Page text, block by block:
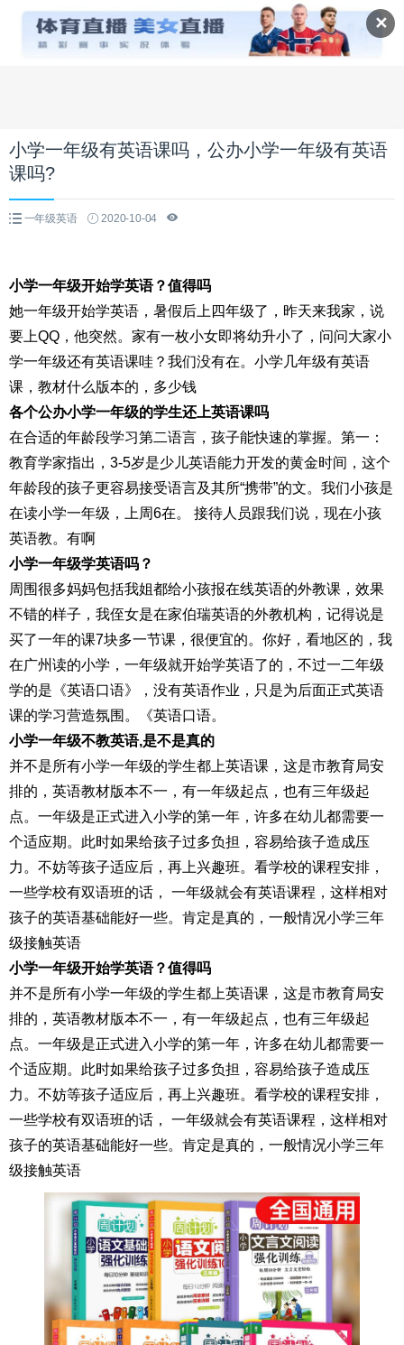
✕
小学一年级有英语课吗，公办小学一年级有英语
课吗?
一年级英语 2020-10-04
小学一年级开始学英语？值得吗
她一年级开始学英语，暑假后上四年级了，昨天来我家，说
要上QQ，他突然。家有一枚小女即将幼升小了，问问大家小
学一年级还有英语课哇？我们没有在。小学几年级有英语
课，教材什么版本的，多少钱
各个公办小学一年级的学生还上英语课吗
在合适的年龄段学习第二语言，孩子能快速的掌握。第一：
教育学家指出，3-5岁是少儿英语能力开发的黄金时间，这个
年龄段的孩子更容易接受语言及其所“携带”的文。我们小孩是
在读小学一年级，上周6在。 接待人员跟我们说，现在小孩
英语教。有啊
小学一年级学英语吗？
周围很多妈妈包括我姐都给小孩报在线英语的外教课，效果
不错的样子，我侄女是在家伯瑞英语的外教机构，记得说是
买了一年的课7块多一节课，很便宜的。你好，看地区的，我
在广州读的小学，一年级就开始学英语了的，不过一二年级
学的是《英语口语》，没有英语作业，只是为后面正式英语
课的学习营造氛围。《英语口语。
小学一年级不教英语,是不是真的
并不是所有小学一年级的学生都上英语课，这是市教育局安
排的，英语教材版本不一，有一年级起点，也有三年级起
点。一年级是正式进入小学的第一年，许多在幼儿都需要一
个适应期。此时如果给孩子过多负担，容易给孩子造成压
力。不妨等孩子适应后，再上兴趣班。看学校的课程安排，
一些学校有双语班的话， 一年级就会有英语课程，这样相对
孩子的英语基础能好一些。肯定是真的，一般情况小学三年
级接触英语
小学一年级开始学英语？值得吗
并不是所有小学一年级的学生都上英语课，这是市教育局安
排的，英语教材版本不一，有一年级起点，也有三年级起
点。一年级是正式进入小学的第一年，许多在幼儿都需要一
个适应期。此时如果给孩子过多负担，容易给孩子造成压
力。不妨等孩子适应后，再上兴趣班。看学校的课程安排，
一些学校有双语班的话， 一年级就会有英语课程，这样相对
孩子的英语基础能好一些。肯定是真的，一般情况小学三年
级接触英语